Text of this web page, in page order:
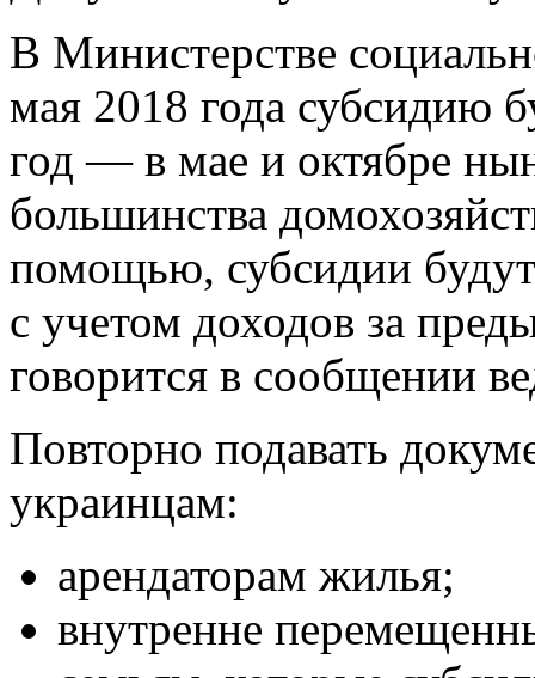
В Министерстве
мая 2018 года субсидию
год — в мае и октябре
большинства
помощью, субсидии будут
с учетом доходов за
говорится в сообщении
Повторно подавать
украинцам:
арендаторам жилья;
внутренне